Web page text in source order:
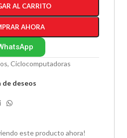
AL CARRITO
AHORA
, Ciclocomputadoras
deseos
este producto ahora!